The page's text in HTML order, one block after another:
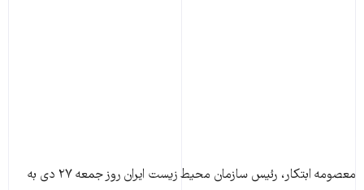
معصومه ابتکار، رئيس سازمان محيط زيست ايران روز جمعه ۲۷ دی به